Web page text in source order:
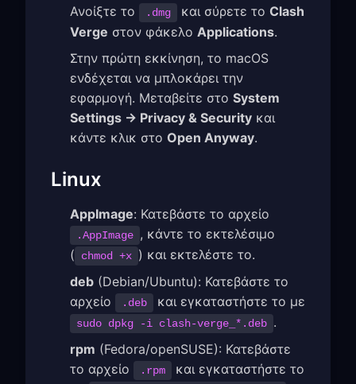
Ανοίξτε το
.dmg και σύρετε το Clash
Verge στον φάκελο Applications.
Στην πρώτη εκκίνηση, το macOS
ενδέχεται να μπλοκάρει την
εφαρμογή. Μεταβείτε στο System
Settings → Privacy & Security και
κάντε κλικ στο Open Anyway.
Linux
AppImage: Κατεβάστε το αρχείο
.AppImage , κάντε το εκτελέσιμο
(
chmod +x ) και εκτελέστε το.
deb (Debian/Ubuntu): Κατεβάστε το
αρχείο
.deb και εγκαταστήστε το με
sudo dpkg -i clash-verge_*.deb .
rpm (Fedora/openSUSE): Κατεβάστε
το αρχείο
.rpm
και εγκαταστήστε το